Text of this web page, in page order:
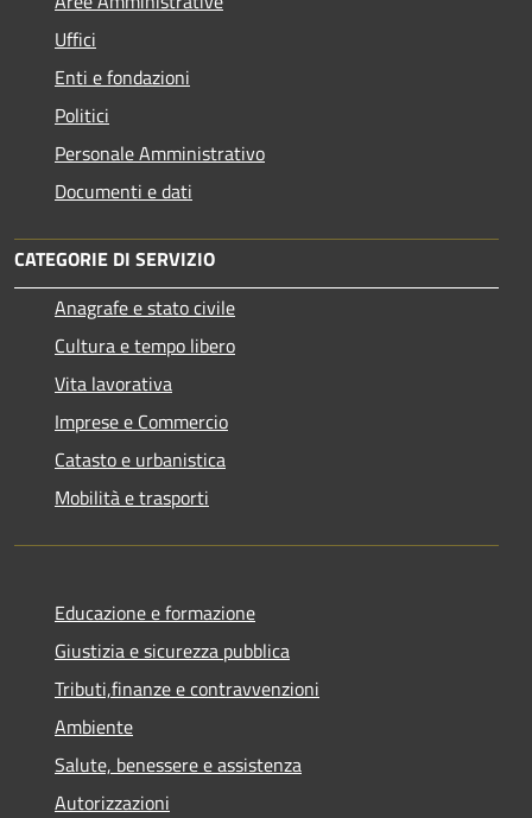
Uffici
Enti e fondazioni
Politici
Personale Amministrativo
Documenti e dati
CATEGORIE DI SERVIZIO
Anagrafe e stato civile
Cultura e tempo libero
Vita lavorativa
Imprese e Commercio
Catasto e urbanistica
Mobilità e trasporti
Educazione e formazione
Giustizia e sicurezza pubblica
Tributi,finanze e contravvenzioni
Ambiente
Salute, benessere e assistenza
Autorizzazioni